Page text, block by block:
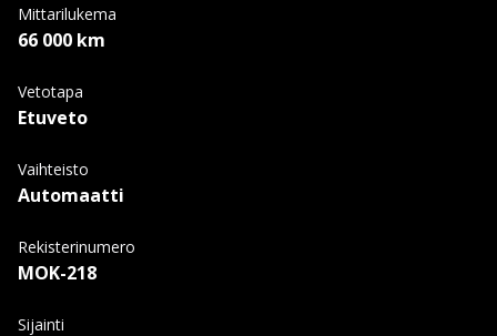
Mittarilukema
66 000 km
Vetotapa
Etuveto
Vaihteisto
Automaatti
Rekisterinumero
MOK-218
Sijainti